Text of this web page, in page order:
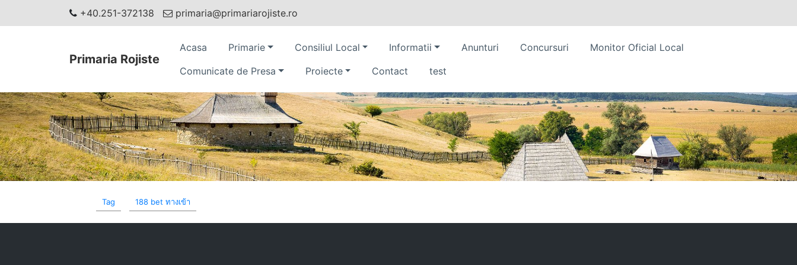
+40.251-372138 primaria@primariarojiste.ro
Primaria Rojiste
Acasa Primarie Consiliul Local Informatii Anunturi Concursuri
Monitor Oficial Local
Comunicate de Presa
Proiecte Contact test
Tag 188 bet ทางเข้า